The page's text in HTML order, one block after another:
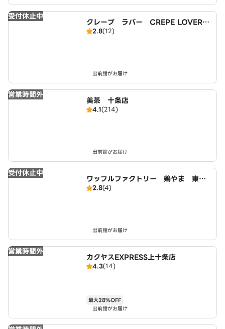
受付休止中
クレープ ラバー CREPE LOVER
鶏やま 東十条
2.8(12)
出前館がお届け
営業時間外
美茶 十条店
4.1(214)
出前館がお届け
受付休止中
ワッフルファクトリー 鶏やま 東十
条2.8(4)
出前館がお届け
営業時間外
カクヤスEXPRESS上十条店
4.3(14)
最大28％OFF
出前館がお届け